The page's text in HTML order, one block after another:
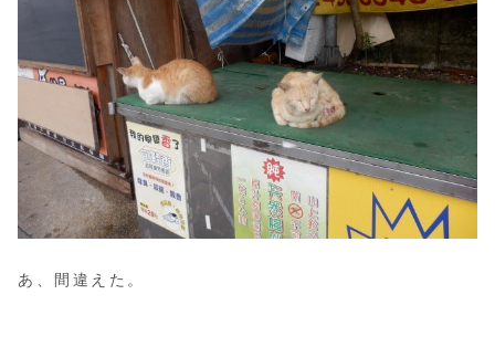
あ、間違えた。